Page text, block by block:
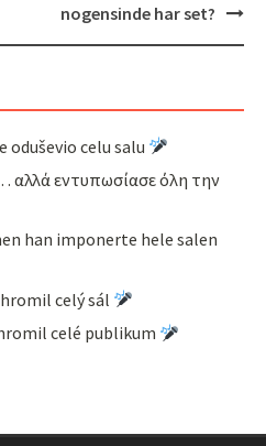
nogensinde har set?
celu salu
αλλά εντυπωσίασε όλη την
han imponerte hele salen
celý sál
celé publikum